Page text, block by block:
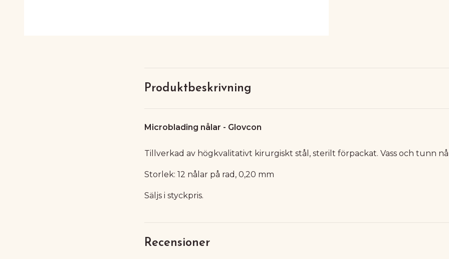
Produktbeskrivning
Microblading nålar - Glovcon
Tillverkad av högkvalitativt kirurgiskt stål, sterilt förpackat. Vass och tunn
Storlek: 12 nålar på rad, 0,20 mm
Säljs i styckpris.
Recensioner